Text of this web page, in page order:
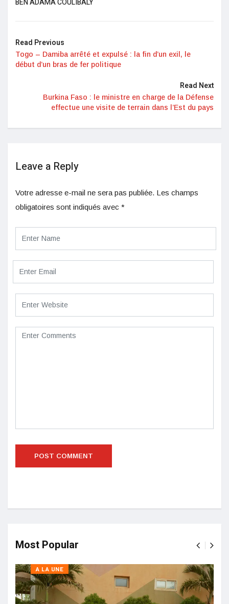
Read Previous
Togo – Damiba arrêté et expulsé : la fin d’un exil, le
début d’un bras de fer politique
Read Next
Burkina Faso : le ministre en charge de la Défense
effectue une visite de terrain dans l’Est du pays
Leave a Reply
Votre adresse e-mail ne sera pas publiée. Les champs
obligatoires sont indiqués avec *
Most Popular
A LA UNE